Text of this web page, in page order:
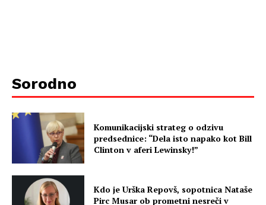
Sorodno
Komunikacijski strateg o odzivu
predsednice: “Dela isto napako kot Bill
Clinton v aferi Lewinsky!”
Kdo je Urška Repovš, sopotnica Nataše
Pirc Musar ob prometni nesreči v